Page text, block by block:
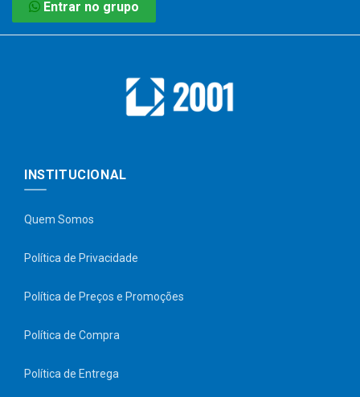
Entrar no grupo
INSTITUCIONAL
Quem Somos
Política de Privacidade
Política de Preços e Promoções
Política de Compra
Política de Entrega